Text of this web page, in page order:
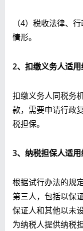
（4）税收法律、
情形。
2、扣缴义务人适
扣缴义务人同税务
款，需要申请行政
税担保。
3、纳税担保人适
根据试行办法的规
第三人，包括以保
保证人和其他以未
为纳税人提供纳税